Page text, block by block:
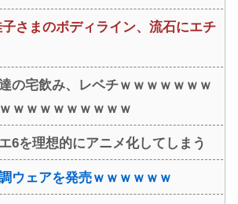
子さまのボディライン、流石にエチ
の宅飲み、レベチｗｗｗｗｗｗｗ
ｗｗｗｗｗｗｗｗｗ
6を理想的にアニメ化してしまう
ウェアを発売ｗｗｗｗｗｗ